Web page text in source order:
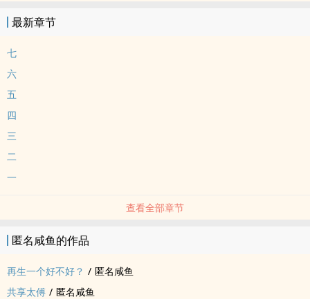
最新章节
七
六
五
四
三
二
一
查看全部章节
匿名咸鱼的作品
再生一个好不好？ / 匿名咸鱼
共享太傅 / 匿名咸鱼